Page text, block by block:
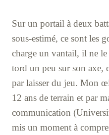
Sur un portail à deux
sous-estimé, ce sont les
charge un vantail, il ne
tord un peu sur son axe,
par laisser du jeu. Mon
12 ans de terrain et par
communication
mis un moment à